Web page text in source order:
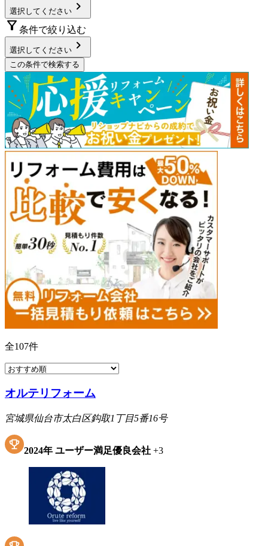
選択してください chevron_right
filter_alt 条件で絞り込む
選択してください chevron_right
この条件で検索する
全107件
オルテリフォーム
宮城県仙台市太白区鈎取1丁目5番16号
2024年 ユーザー満足優良会社 +3